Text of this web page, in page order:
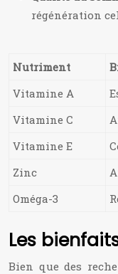
régénération
Nutriment
Vitamine A
Vitamine C
Vitamine E
Zinc
Oméga-3
Les
Bien que des